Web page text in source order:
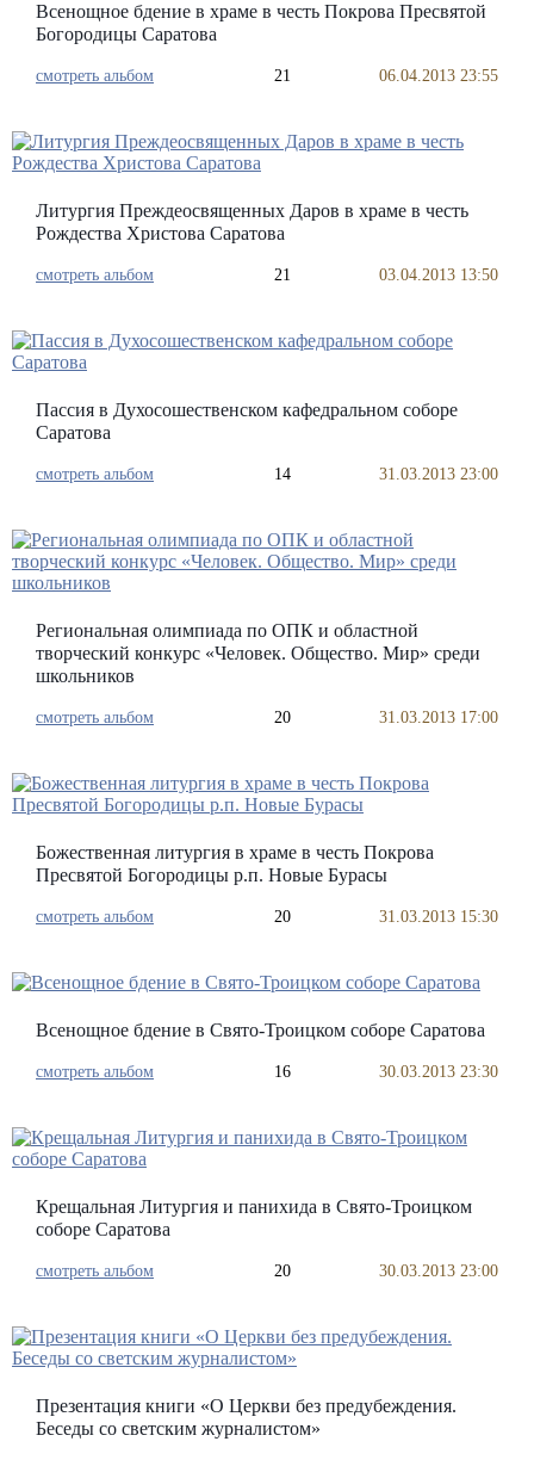
Всенощное бдение в храме в честь Покрова Пресвятой
Богородицы Саратова
смотреть альбом 21 06.04.2013 23:55
Литургия Преждеосвященных Даров в храме в честь
Рождества Христова Саратова
смотреть альбом 21 03.04.2013 13:50
Пассия в Духосошественском кафедральном соборе
Саратова
смотреть альбом 14 31.03.2013 23:00
Региональная олимпиада по ОПК и областной
творческий конкурс «Человек. Общество. Мир» среди
школьников
смотреть альбом 20 31.03.2013 17:00
Божественная литургия в храме в честь Покрова
Пресвятой Богородицы р.п. Новые Бурасы
смотреть альбом 20 31.03.2013 15:30
Всенощное бдение в Свято-Троицком соборе Саратова
смотреть альбом 16 30.03.2013 23:30
Крещальная Литургия и панихида в Свято-Троицком
соборе Саратова
смотреть альбом 20 30.03.2013 23:00
Презентация книги «О Церкви без предубеждения.
Беседы со светским журналистом»